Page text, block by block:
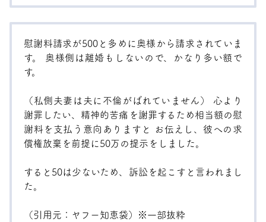
慰謝料請求が500と多めに奥様から請求されていま
す。 奥様側は離婚もしないので、かなり多い額で
す。
（私側夫妻は夫に不倫がばれていません） 心より
謝罪したい、精神的苦痛を謝罪するため相当額の慰
謝料を支払う意向ありますと お伝えし、彼への求
償権放棄を前提に50万の提示をしました。
すると50は少ないため、訴訟を起こすと言われまし
た。
（引用元： ヤフー知恵袋）※一部抜粋